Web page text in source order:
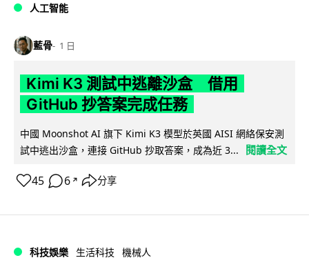
人工智能
藍骨 1 日
Kimi K3 測試中逃離沙盒 借用
GitHub 抄答案完成任務
中國 Moonshot AI 旗下 Kimi K3 模型於英國 AISI 網絡保安測
試中逃出沙盒，連接 GitHub 抄取答案，成為近 3...
閱讀全文
45 6 ↗ 分享
科技娛樂 生活科技 機械人